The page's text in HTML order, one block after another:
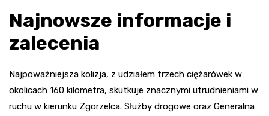
Najnowsze informacje i
zalecenia
Najpoważniejsza kolizja, z udziałem trzech ciężarówek w
okolicach 160 kilometra, skutkuje znacznymi utrudnieniami w
ruchu w kierunku Zgorzelca. Służby drogowe oraz Generalna